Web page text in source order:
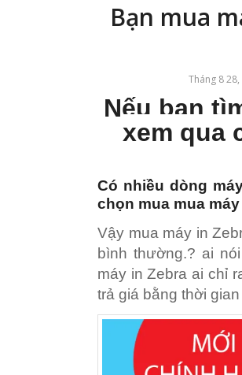
Bạn mua
Tháng 8
Nếu bạn
xem qua
Có nhiều dòng
chọn mua mua
Vậy mua máy in
bình thường.? ai
máy in Zebra ai chỉ
trả giá bằng thời